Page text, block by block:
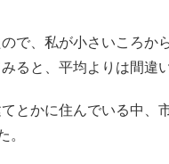
で、私が小さいころか
ると、平均よりは間違
とかに住んでいる中、
。